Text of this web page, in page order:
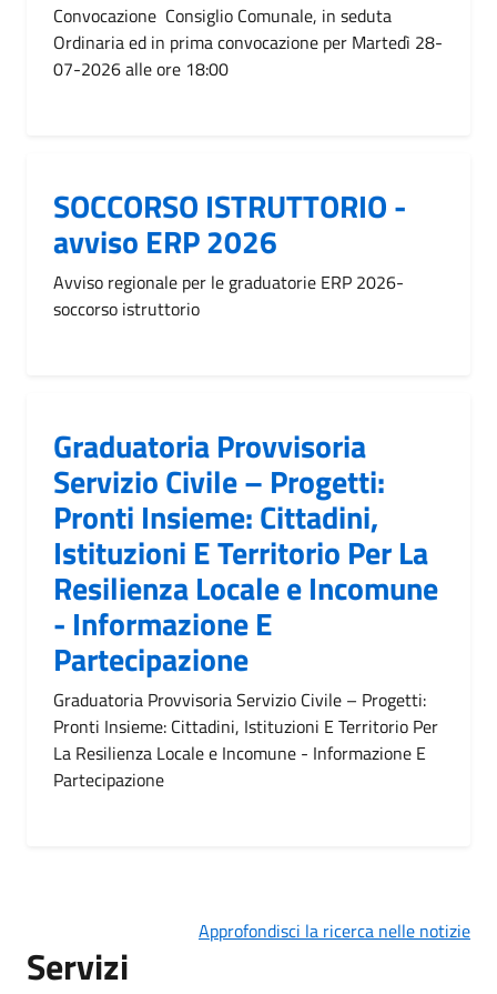
Convocazione Consiglio Comunale, in seduta
Ordinaria ed in prima convocazione per Martedì 28-
07-2026 alle ore 18:00
SOCCORSO ISTRUTTORIO -
avviso ERP 2026
Avviso regionale per le graduatorie ERP 2026-
soccorso istruttorio
Graduatoria Provvisoria
Servizio Civile – Progetti:
Pronti Insieme: Cittadini,
Istituzioni E Territorio Per La
Resilienza Locale e Incomune
- Informazione E
Partecipazione
Graduatoria Provvisoria Servizio Civile – Progetti:
Pronti Insieme: Cittadini, Istituzioni E Territorio Per
La Resilienza Locale e Incomune - Informazione E
Partecipazione
Approfondisci la ricerca nelle notizie
Servizi